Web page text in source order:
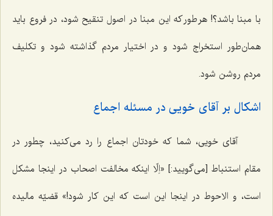
با مبنا باشد؟! هر طور که این مبنا در اصول تنقیح شود، در فروع باید
همان‌طور استخراج شود و در اختیار مردم گذاشته شود و تکلیف
مردم روشن شود.
اشکال بر آقای خویی در مسئله اجماع
آقای خویی، شما که خودتان اجماع را رد می‌کنید، چطور در
مقام استنباط [می‌گویید:] «اِلّا اینکه مخالفت اصحاب در اینجا مشکل
است، و الاحوط در اینجا این است که این کار شود!» قضیّه مالیده